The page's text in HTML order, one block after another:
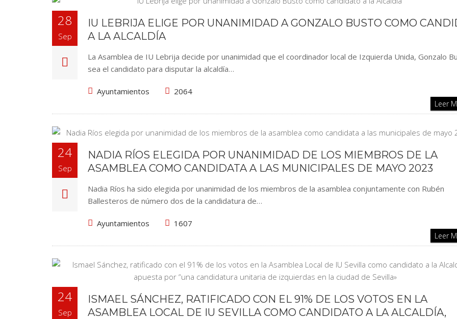
28
Sep
IU LEBRIJA ELIGE POR UNANIMIDAD A GONZALO BUSTO COMO
A LA ALCALDÍA
La Asamblea de IU Lebrija decide por unanimidad que el coordinador local de Izquierda Unida, Gonzalo
sea el candidato para disputar la alcaldía…
Ayuntamientos 2064
Leer
24
Sep
NADIA RÍOS ELEGIDA POR UNANIMIDAD DE LOS MIEMBROS DE LA
ASAMBLEA COMO CANDIDATA A LAS MUNICIPALES DE MAYO 2023
Nadia Ríos ha sido elegida por unanimidad de los miembros de la asamblea conjuntamente con Rubén
Ballesteros de número dos de la candidatura de…
Ayuntamientos 1607
Leer
24
Sep
ISMAEL SÁNCHEZ, RATIFICADO CON EL 91% DE LOS VOTOS EN LA
ASAMBLEA LOCAL DE IU SEVILLA COMO CANDIDATO A LA ALCALDÍA,